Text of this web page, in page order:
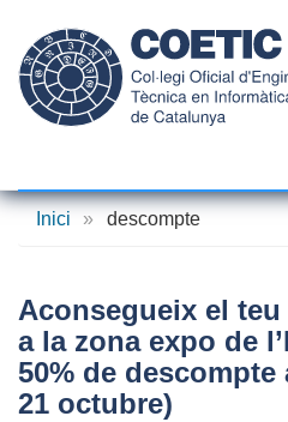
contingut
Inici
» descompte
Aconsegueix el
a la zona expo de
50% de descompte
21 octubre)